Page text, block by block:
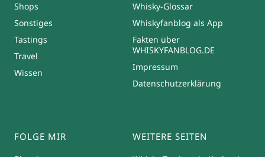
Shops
Sonstiges
Tastings
Travel
Wissen
Whisky-Glossar
Whiskyfanblog als App
Fakten über
WHISKYFANBLOG.DE
Impressum
Datenschutzerklärung
FOLGE MIR WEITERE SEITEN